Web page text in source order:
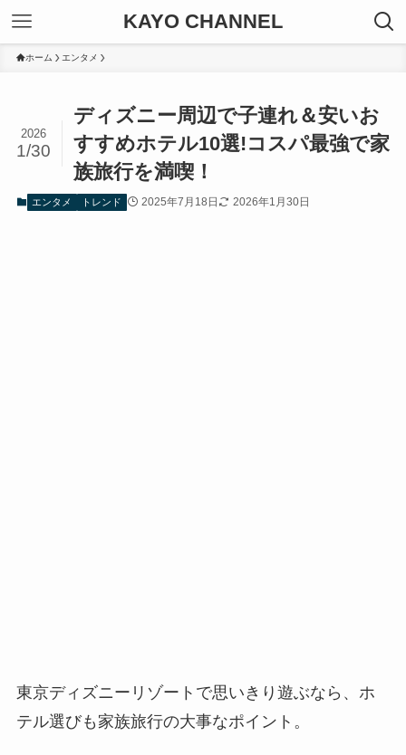
KAYO CHANNEL
ホーム エンタメ
ディズニー周辺で子連れ＆安いお
すすめホテル10選!コスパ最強で家
族旅行を満喫！
2026
1/30
エンタメ トレンド 2025年7月18日 2026年1月30日
東京ディズニーリゾートで思いきり遊ぶなら、ホ
テル選びも家族旅行の大事なポイント。